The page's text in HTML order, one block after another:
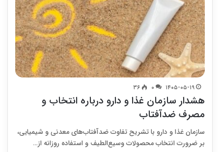
۱۴۰۵-۰۵-۱۹ ۰ ۳۶
هشدار سازمان غذا و دارو درباره انتخاب و
مصرف ضدآفتاب
سازمان غذا و دارو با تشریح تفاوت ضدآفتاب‌های معدنی و شیمیایی،
بر ضرورت انتخاب محصولات وسیع‌الطیف و استفاده روزانه از…